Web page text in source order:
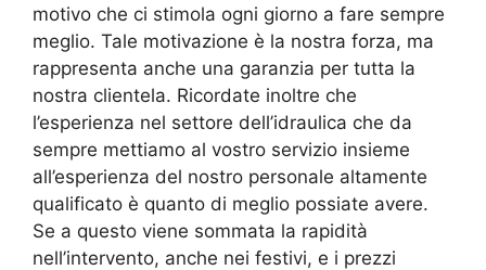
motivo che ci stimola ogni giorno a fare sempre
meglio. Tale motivazione è la nostra forza, ma
rappresenta anche una garanzia per tutta la
nostra clientela. Ricordate inoltre che
l’esperienza nel settore dell’idraulica che da
sempre mettiamo al vostro servizio insieme
all’esperienza del nostro personale altamente
qualificato è quanto di meglio possiate avere.
Se a questo viene sommata la rapidità
nell’intervento, anche nei festivi, e i prezzi